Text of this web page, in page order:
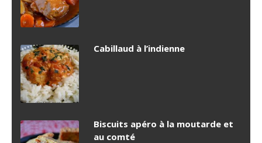
Cabillaud à l’indienne
Biscuits apéro à la moutarde et
au comté